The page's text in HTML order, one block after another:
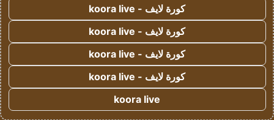
كورة لايف - koora live
كورة لايف - koora live
كورة لايف - koora live
كورة لايف - koora live
koora live